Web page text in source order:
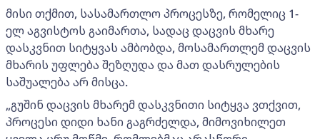
მისი თქმით, სასამართლო პროცესზე, რომელიც 1-
ელ აგვისტოს გაიმართა, სადაც დაცვის მხარე
დასკვნით სიტყვას ამბობდა, მოსამართლემ დაცვის
მხარის უფლება შეზღუდა და მათ დასრულების
საშუალება არ მისცა.
„გუშინ დაცვის მხარემ დასკვნითი სიტყვა ვთქვით,
პროცესი დიდი ხანი გაგრძელდა, მიმოვიხილეთ